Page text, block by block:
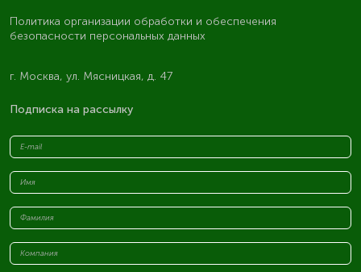
Политика организации обработки и обеспечения
безопасности персональных данных
г. Москва, ул. Мясницкая, д. 47
Подписка на рассылку